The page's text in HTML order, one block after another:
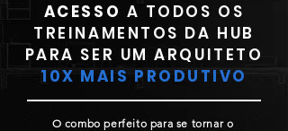
ACESSO A TODOS OS
TREINAMENTOS DA HUB
PARA SER UM ARQUITETO
10X MAIS PRODUTIVO
O combo perfeito para se tornar o